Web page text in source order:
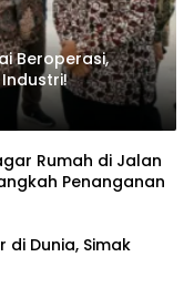
Beroperasi,
Rumah di Jalan
Penanganan
Dunia, Simak